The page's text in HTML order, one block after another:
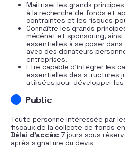
Maitriser les grands
à la recherche de fonds et
contraintes et les risques
Connaître les grands
mécénat et sponsoring,
essentielles à se poser dans
avec des donateurs
entreprises.
Etre capable d’intégrer les
essentielles des structures
utilisées pour développer
Public
Toute personne intéressée par
fiscaux de la collecte de fonds en
Délai d’accès: 7 jours sous
après signature du devis